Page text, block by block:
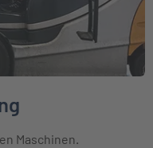
Maschinen.